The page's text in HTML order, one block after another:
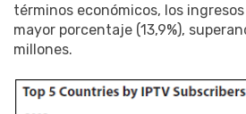
términos económicos, los
mayor porcentaje (13,9%),
millones.